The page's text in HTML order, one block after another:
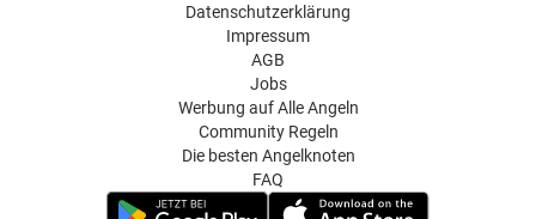
Datenschutzerklärung
Impressum
AGB
Jobs
Werbung auf Alle Angeln
Community Regeln
Die besten Angelknoten
FAQ